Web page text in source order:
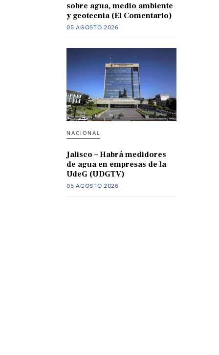
sobre agua, medio ambiente
y geotecnia (El Comentario)
05 AGOSTO 2026
NACIONAL
Jalisco – Habrá medidores
de agua en empresas de la
UdeG (UDGTV)
05 AGOSTO 2026